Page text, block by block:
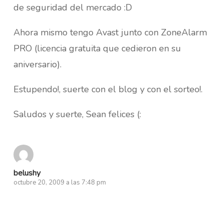
de seguridad del mercado :D
Ahora mismo tengo Avast junto con ZoneAlarm
PRO (licencia gratuita que cedieron en su
aniversario).
Estupendo!, suerte con el blog y con el sorteo!.
Saludos y suerte, Sean felices (:
belushy
octubre 20, 2009 a las 7:48 pm